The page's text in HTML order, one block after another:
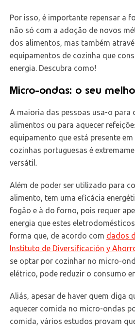
Por isso, é importante repensar a
não só com a adoção de novos
dos alimentos, mas também
equipamentos de cozinha que
energia. Descubra como!
Micro-ondas: o seu
A maioria das pessoas usa-o para
alimentos ou para aquecer
equipamento que está presente
cozinhas portuguesas é
versátil.
Além de poder ser utilizado para
alimento, tem uma eficácia
fogão e à do forno, pois requer
energia que estes
forma que, de acordo com dados
Instituto de Diversificación y
se optar por cozinhar no micro-
elétrico, pode reduzir o consumo
Aliás, apesar de haver quem diga
aquecer comida no micro-ondas
comida, vários estudos provam